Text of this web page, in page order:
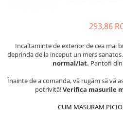
293,86
Incaltaminte de exterior de cea mai
deprinda de la inceput un mers sanatos.
normal/lat. Pantofi
Înainte de a comanda, vă rugăm să vă
potrivită!Verifica masurile
CUM MASURAM